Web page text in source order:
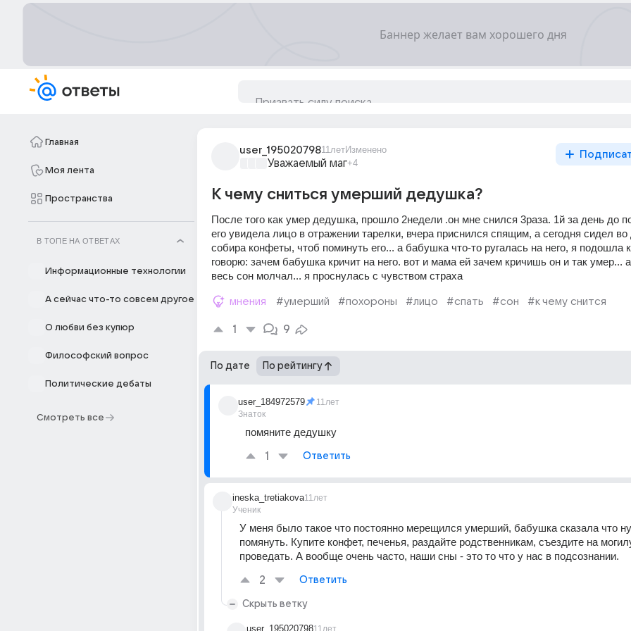
Главная
Моя лента
Пространства
В ТОПЕ НА ОТВЕТАХ
Информационные технологии
А сейчас что-то совсем другое
О любви без купюр
Философский вопрос
Политические дебаты
Смотреть все
user_19502079811летИзменено
Уважаемый маг+4
К чему сниться умерший дедушка?
После того как умер дедушка, прошло 2недели .он мне снился 3раза. 1й за день до
его увидела лицо в отражении тарелки, вчера приснился спящим, а сегодня сидел во
собира конфеты, чтоб поминуть его... а бабушка что-то ругалась на него, я подошла
говорю: зачем бабушка кричит на него. вот и мама ей зачем кричишь он и так умер...
весь сон молчал... я проснулась с чувством страха
мнения #умерший #похороны #лицо #спать #сон #к чему снится
1 9
По дате По рейтингу
user_184972579
Знаток
11лет
помяните дедушку
1 Ответить
ineska_tretiakova
Ученик
11лет
У меня было такое что постоянно мерещился умерший, бабушка сказала что
помянуть. Купите конфет, печенья, раздайте родственникам, съездите на
проведать. А вообще очень часто, наши сны - это то что у нас в подсознании.
2 Ответить
Скрыть ветку
user_19502079811лет